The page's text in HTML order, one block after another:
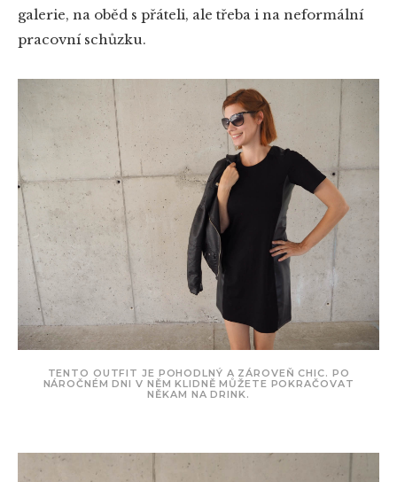
galerie, na oběd s přáteli, ale třeba i na neformální
pracovní schůzku.
TENTO OUTFIT JE POHODLNÝ A ZÁROVEŇ CHIC. PO
NÁROČNÉM DNI V NĚM KLIDNĚ MŮŽETE POKRAČOVAT
NĚKAM NA DRINK.